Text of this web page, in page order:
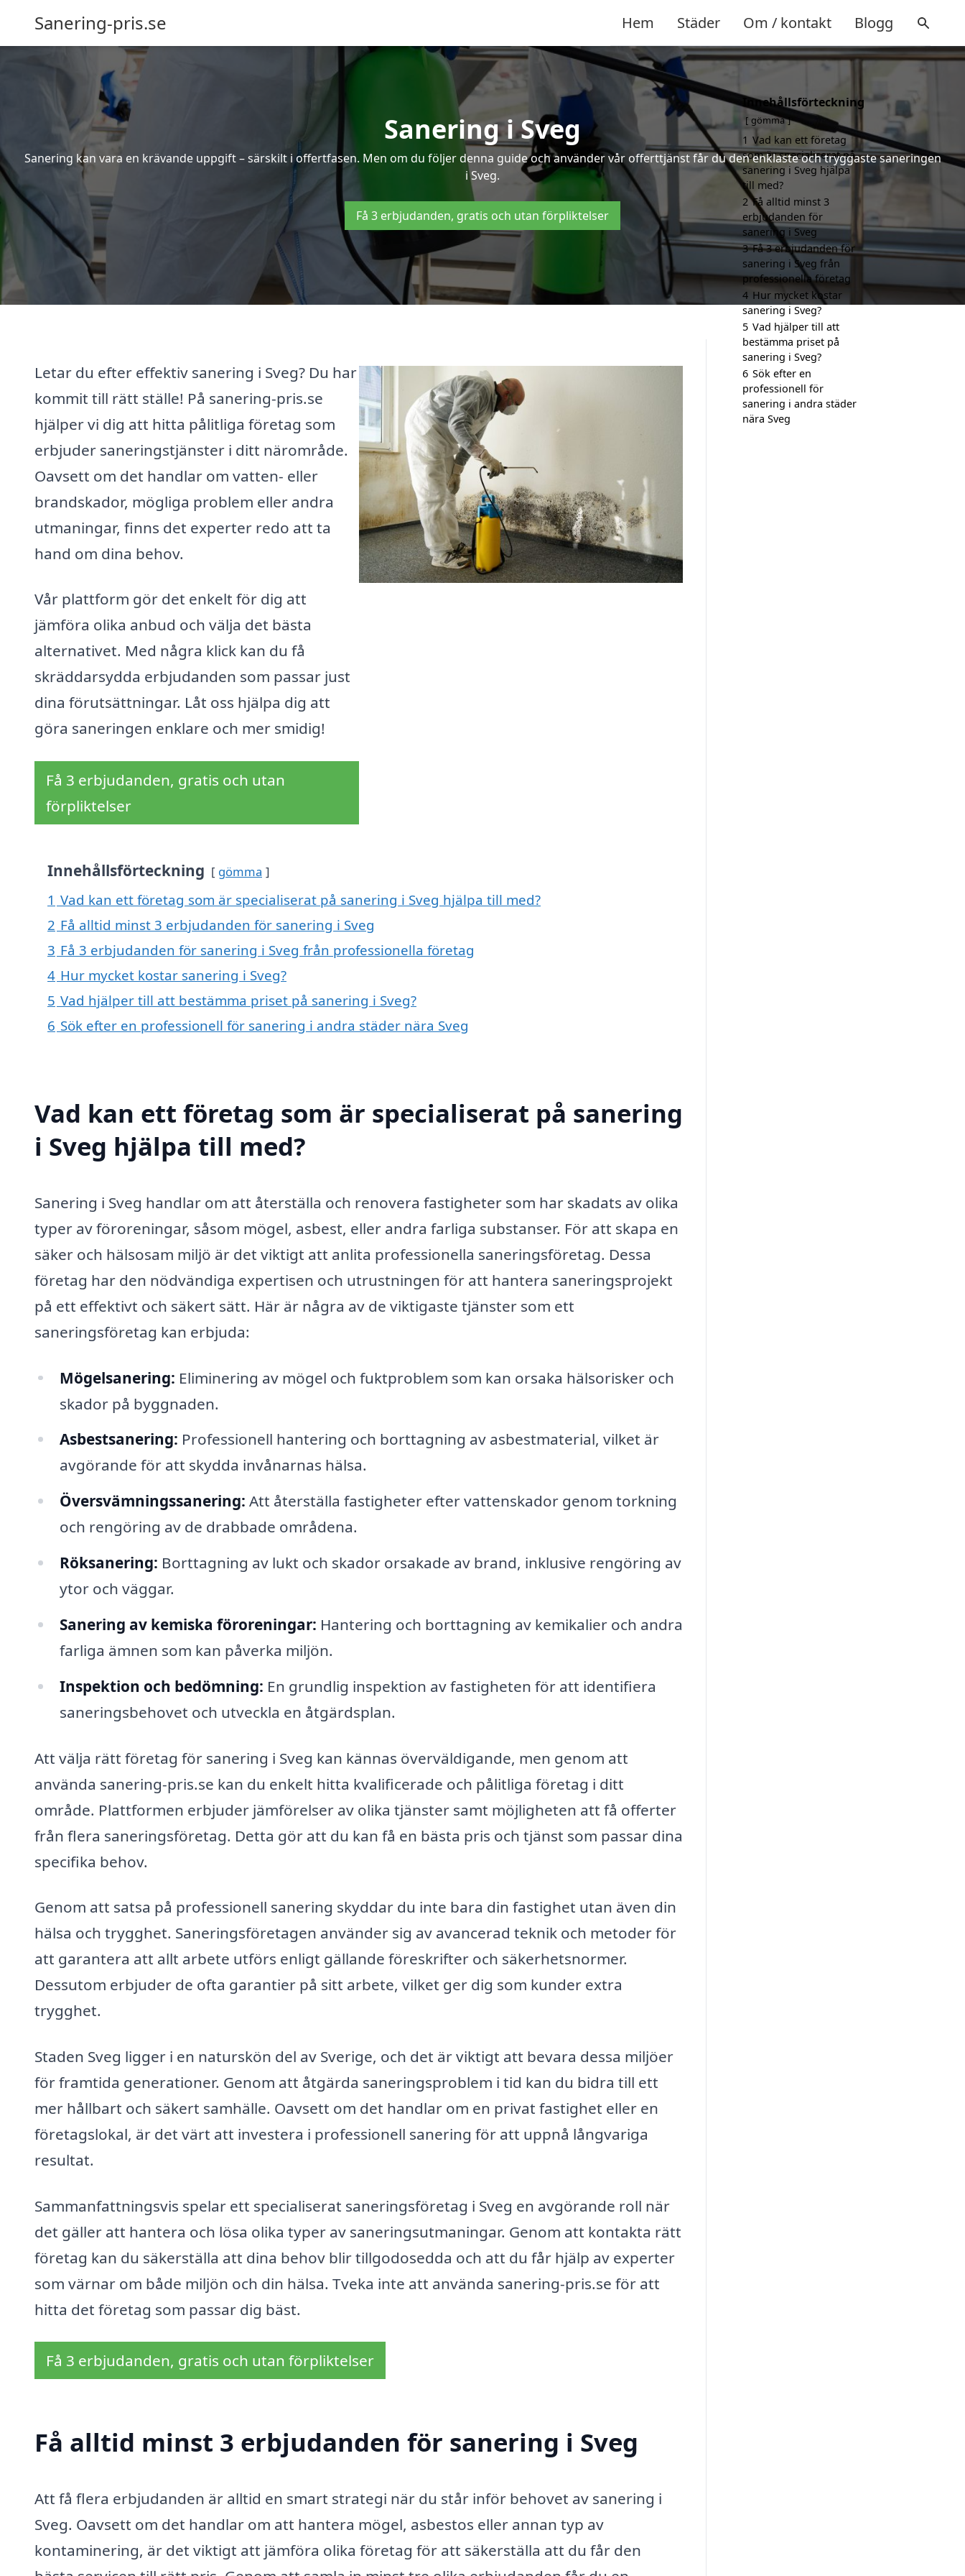
Sanering-pris.se Hem Städer Om / kontakt Blogg
Sanering i Sveg
Sanering kan vara en krävande uppgift – särskilt i offertfasen. Men om du följer denna guide och använder vår offerttjänst får du den enklaste och tryggaste saneringen
i Sveg.
Få 3 erbjudanden, gratis och utan förpliktelser
Letar du efter effektiv sanering i Sveg? Du har
kommit till rätt ställe! På sanering-pris.se
hjälper vi dig att hitta pålitliga företag som
erbjuder saneringstjänster i ditt närområde.
Oavsett om det handlar om vatten- eller
brandskador, mögliga problem eller andra
utmaningar, finns det experter redo att ta
hand om dina behov.
Vår plattform gör det enkelt för dig att
jämföra olika anbud och välja det bästa
alternativet. Med några klick kan du få
skräddarsydda erbjudanden som passar just
dina förutsättningar. Låt oss hjälpa dig att
göra saneringen enklare och mer smidig!
Få 3 erbjudanden, gratis och utan
förpliktelser
Innehållsförteckning gömma
1 Vad kan ett företag som är specialiserat på sanering i Sveg hjälpa till med?
2 Få alltid minst 3 erbjudanden för sanering i Sveg
3 Få 3 erbjudanden för sanering i Sveg från professionella företag
4 Hur mycket kostar sanering i Sveg?
5 Vad hjälper till att bestämma priset på sanering i Sveg?
6 Sök efter en professionell för sanering i andra städer nära Sveg
Vad kan ett företag som är specialiserat på sanering
i Sveg hjälpa till med?
Sanering i Sveg handlar om att återställa och renovera fastigheter som har skadats av olika
typer av föroreningar, såsom mögel, asbest, eller andra farliga substanser. För att skapa en
säker och hälsosam miljö är det viktigt att anlita professionella saneringsföretag. Dessa
företag har den nödvändiga expertisen och utrustningen för att hantera saneringsprojekt
på ett effektivt och säkert sätt. Här är några av de viktigaste tjänster som ett
saneringsföretag kan erbjuda:
Mögelsanering: Eliminering av mögel och fuktproblem som kan orsaka hälsorisker och
skador på byggnaden.
Asbestsanering: Professionell hantering och borttagning av asbestmaterial, vilket är
avgörande för att skydda invånarnas hälsa.
Översvämningssanering: Att återställa fastigheter efter vattenskador genom torkning
och rengöring av de drabbade områdena.
Röksanering: Borttagning av lukt och skador orsakade av brand, inklusive rengöring av
ytor och väggar.
Sanering av kemiska föroreningar: Hantering och borttagning av kemikalier och andra
farliga ämnen som kan påverka miljön.
Inspektion och bedömning: En grundlig inspektion av fastigheten för att identifiera
saneringsbehovet och utveckla en åtgärdsplan.
Att välja rätt företag för sanering i Sveg kan kännas överväldigande, men genom att
använda sanering-pris.se kan du enkelt hitta kvalificerade och pålitliga företag i ditt
område. Plattformen erbjuder jämförelser av olika tjänster samt möjligheten att få offerter
från flera saneringsföretag. Detta gör att du kan få en bästa pris och tjänst som passar dina
specifika behov.
Genom att satsa på professionell sanering skyddar du inte bara din fastighet utan även din
hälsa och trygghet. Saneringsföretagen använder sig av avancerad teknik och metoder för
att garantera att allt arbete utförs enligt gällande föreskrifter och säkerhetsnormer.
Dessutom erbjuder de ofta garantier på sitt arbete, vilket ger dig som kunder extra
trygghet.
Staden Sveg ligger i en naturskön del av Sverige, och det är viktigt att bevara dessa miljöer
för framtida generationer. Genom att åtgärda saneringsproblem i tid kan du bidra till ett
mer hållbart och säkert samhälle. Oavsett om det handlar om en privat fastighet eller en
företagslokal, är det värt att investera i professionell sanering för att uppnå långvariga
resultat.
Sammanfattningsvis spelar ett specialiserat saneringsföretag i Sveg en avgörande roll när
det gäller att hantera och lösa olika typer av saneringsutmaningar. Genom att kontakta rätt
företag kan du säkerställa att dina behov blir tillgodosedda och att du får hjälp av experter
som värnar om både miljön och din hälsa. Tveka inte att använda sanering-pris.se för att
hitta det företag som passar dig bäst.
Få 3 erbjudanden, gratis och utan förpliktelser
Få alltid minst 3 erbjudanden för sanering i Sveg
Att få flera erbjudanden är alltid en smart strategi när du står inför behovet av sanering i
Sveg. Oavsett om det handlar om att hantera mögel, asbestos eller annan typ av
kontaminering, är det viktigt att jämföra olika företag för att säkerställa att du får den
Innehållsförteckning
gömma
1 Vad kan ett företag
som är specialiserat på
sanering i Sveg hjälpa
till med?
2 Få alltid minst 3
erbjudanden för
sanering i Sveg
3 Få 3 erbjudanden för
sanering i Sveg från
professionella företag
4 Hur mycket kostar
sanering i Sveg?
5 Vad hjälper till att
bestämma priset på
sanering i Sveg?
6 Sök efter en
professionell för
sanering i andra städer
nära Sveg